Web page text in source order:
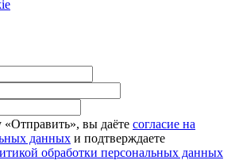
вы даёте согласие на
данных и подтверждаете
обработки персональных данных